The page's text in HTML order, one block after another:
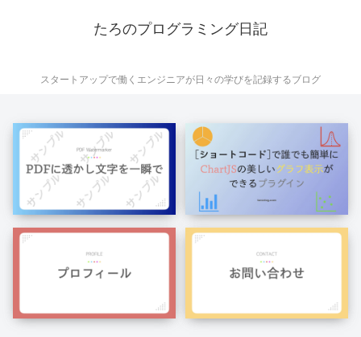
たろのプログラミング日記
スタートアップで働くエンジニアが日々の学びを記録するブログ